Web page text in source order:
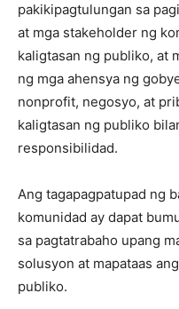
pakikipagtulungan sa
at mga stakeholder ng
kaligtasan ng publiko, at
ng mga ahensya ng
nonprofit, negosyo, at
kaligtasan ng publiko
responsibilidad.
Ang tagapagpatupad ng
komunidad ay dapat
sa pagtatrabaho upang
solusyon at mapataas
publiko.